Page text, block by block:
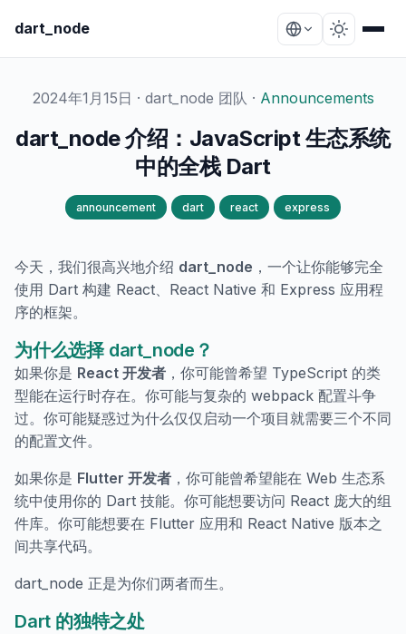
dart_node
2024年1月15日 · dart_node 团队 · Announcements
dart_node 介绍：JavaScript 生态系统
中的全栈 Dart
announcement dart react express
今天，我们很高兴地介绍 dart_node ，一个让你能够完全
使用 Dart 构建 React、React Native 和 Express 应用程
序的框架。
为什么选择 dart_node？
如果你是 React 开发者 ，你可能曾希望 TypeScript 的类
型能在运行时存在。你可能与复杂的 webpack 配置斗争
过。你可能疑惑过为什么仅仅启动一个项目就需要三个不同
的配置文件。
如果你是 Flutter 开发者 ，你可能曾希望能在 Web 生态系
统中使用你的 Dart 技能。你可能想要访问 React 庞大的组
件库。你可能想要在 Flutter 应用和 React Native 版本之
间共享代码。
dart_node 正是为你们两者而生。
Dart 的独特之处